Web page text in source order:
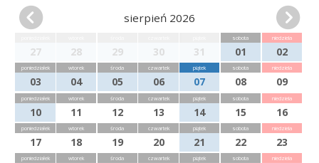
sierpień 2026
27 28 29 30 31
sobota
01
niedziela
02
poniedziałek
03
wtorek
04
środa
05
czwartek
06
piątek
07
sobota
08
niedziela
09
poniedziałek
10
wtorek
11
środa
12
czwartek
13
piątek
14
sobota
15
niedziela
16
poniedziałek
17
wtorek
18
środa
19
czwartek
20
piątek
21
sobota
22
niedziela
23
poniedziałek wtorek środa czwartek piątek sobota niedziela